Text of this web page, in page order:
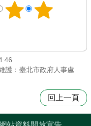
護：臺北市政府人事處
回上一頁